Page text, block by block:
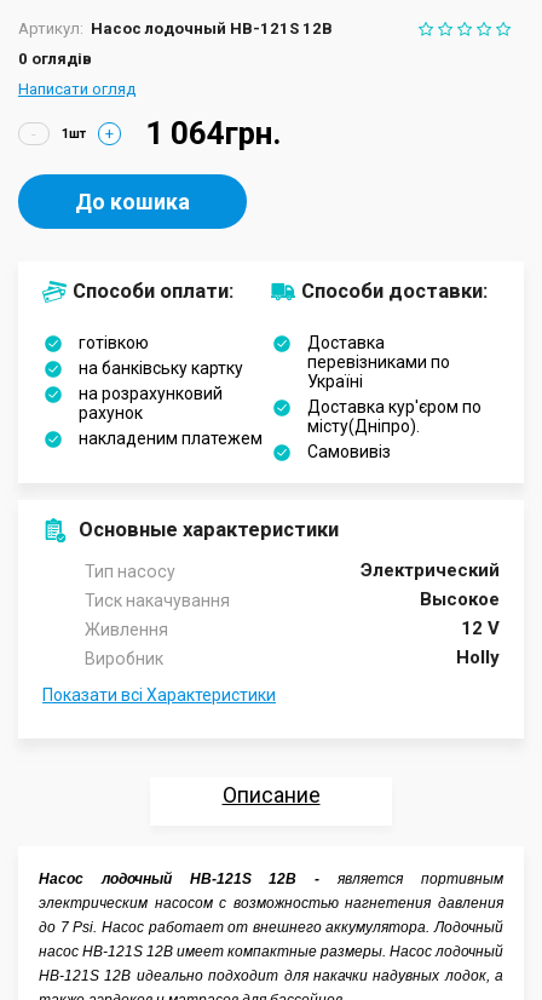
Артикул: Насос лодочный HB-121S 12В
0 оглядів
Написати огляд
- + 1 064грн.
До кошика
Способи оплати:
готівкою
на банківську картку
на розрахунковий
рахунок
накладеним платежем
Способи доставки:
Доставка
перевізниками по
Україні
Доставка кур'єром по
місту(Дніпро).
Самовивіз
Основные характеристики
Тип насосу Электрический
Тиск накачування Высокое
Живлення 12 V
Виробник Holly
Показати всі Характеристики
Описание
Отзывы
Аксессуары
Насос лодочный HB-121S 12В -является портивным
электрическим насосом с возможностью нагнетения давления
до 7 Psi. Насос работает от внешнего аккумулятора. Лодочный
насос HB-121S 12В имеет компактные размеры. Насос лодочный
HB-121S 12В идеально подходит для накачки надувных лодок, а